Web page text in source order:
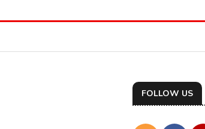
FOLLOW US